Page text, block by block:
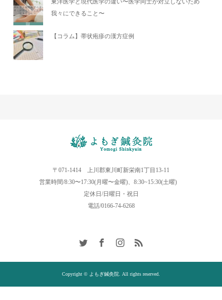
我々にできること〜
【コラム】帯状疱疹の漢方症例
〒071-1414 上川郡東川町新栄南1丁目13-11
営業時間/8:30〜17:30(月曜〜金曜)、8:30~15:30(土曜)
定休日/日曜日・祝日
電話/0166-74-6268
Copyright © よもぎ鍼灸院. All rights reserved.